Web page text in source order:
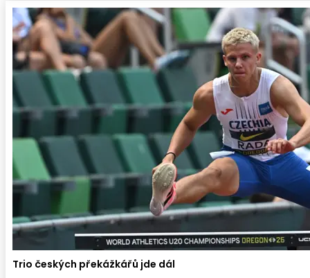
Trio českých překážkářů jde dál